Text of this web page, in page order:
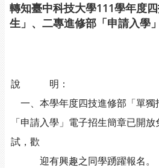
轉知臺中科技大學111學年度
生」、二專進修部「申請入學
說 明：
一、本學年度四技進修部「單獨
「申請入學」電子招生簡章已開
試，歡
迎有興趣之同學踴躍報名。